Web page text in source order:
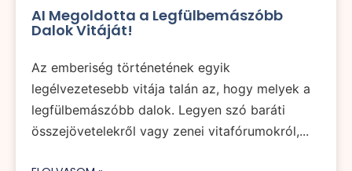
AI Megoldotta a Legfülbemászóbb
Dalok Vitáját!
Az emberiség történetének egyik
legélvezetesebb vitája talán az, hogy melyek a
legfülbemászóbb dalok. Legyen szó baráti
összejövetelekről vagy zenei vitafórumokról,...